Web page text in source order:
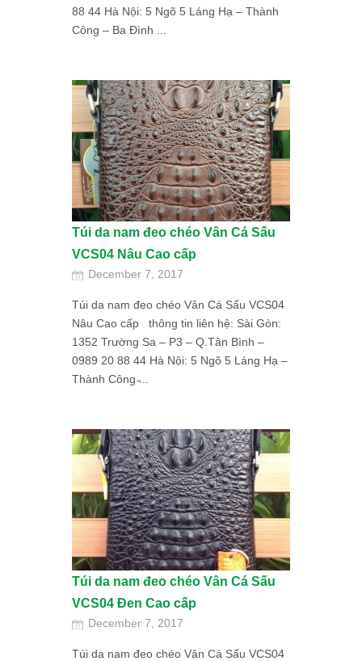
88 44 Hà Nội: 5 Ngõ 5 Láng Hạ – Thành
Công – Ba Đình ...
Túi da nam đeo chéo Vân Cá Sấu
VCS04 Nâu Cao cấp
December 7, 2017
Túi da nam đeo chéo Vân Cá Sấu VCS04
Nâu Cao cấp thông tin liên hệ: Sài Gòn:
1352 Trường Sa – P3 – Q.Tân Bình –
0989 20 88 44 Hà Nội: 5 Ngõ 5 Láng Hạ –
Thành Công ̵...
Túi da nam đeo chéo Vân Cá Sấu
VCS04 Đen Cao cấp
December 7, 2017
Túi da nam đeo chéo Vân Cá Sấu VCS04